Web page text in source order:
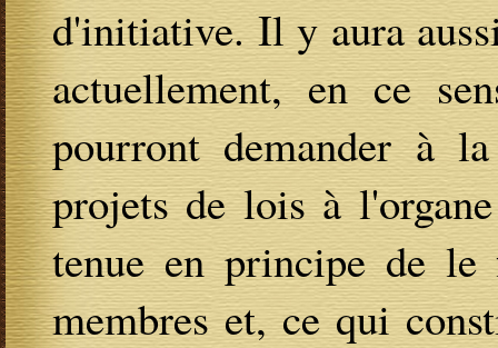
d'initiative. Il y aura
actuellement, en ce
pourront demander à
projets de lois à
tenue en principe de le
membres et, ce qui